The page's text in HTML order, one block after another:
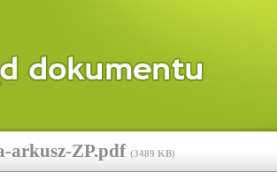
arkusz-ZP.pdf (3489 KB)